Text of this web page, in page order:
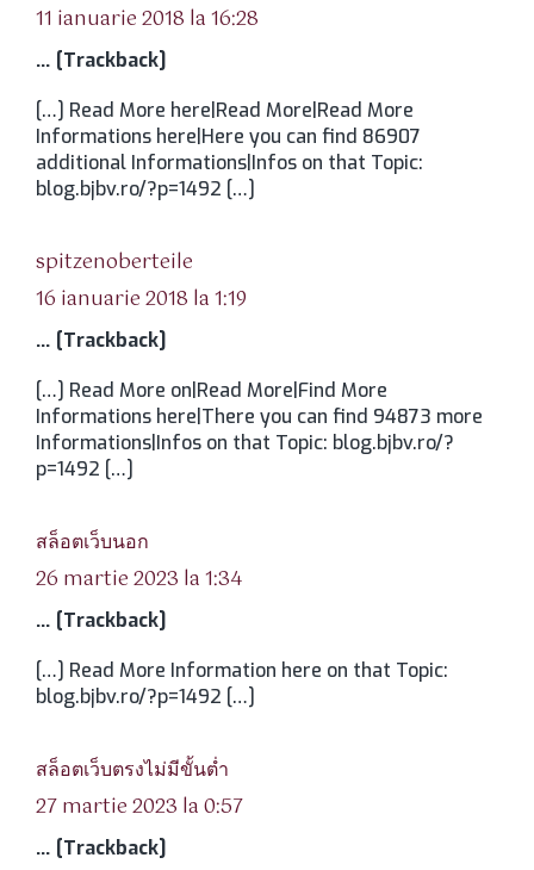
11 ianuarie 2018 la 16:28
… [Trackback]
[…] Read More here|Read More|Read More
Informations here|Here you can find 86907
additional Informations|Infos on that Topic:
blog.bjbv.ro/?p=1492 […]
spitzenoberteile
16 ianuarie 2018 la 1:19
… [Trackback]
[…] Read More on|Read More|Find More
Informations here|There you can find 94873 more
Informations|Infos on that Topic: blog.bjbv.ro/?
p=1492 […]
สล็อตเว็บนอก
26 martie 2023 la 1:34
… [Trackback]
[…] Read More Information here on that Topic:
blog.bjbv.ro/?p=1492 […]
สล็อตเว็บตรงไม่มีขั้นต่ำ
27 martie 2023 la 0:57
… [Trackback]